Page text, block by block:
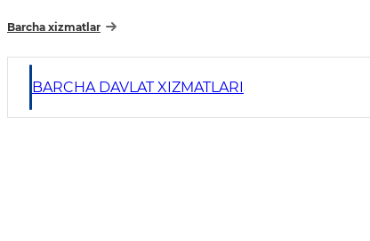
Barcha xizmatlar
BARCHA DAVLAT XIZMATLARI